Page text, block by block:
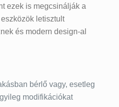
ezek is megcsinálják a
letisztult
és modern design-al
bérlő vagy, esetleg
modifikációkat